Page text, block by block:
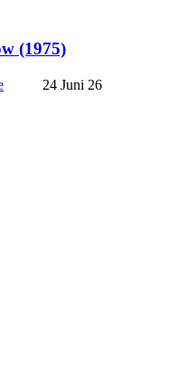
(1975)
24 Juni 26